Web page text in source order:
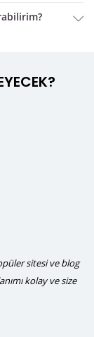
sitesi ve blog
kolay ve size